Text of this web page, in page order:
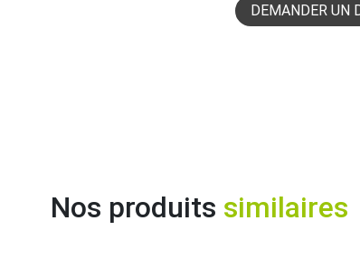
DEMANDER UN
Nos produits similaires